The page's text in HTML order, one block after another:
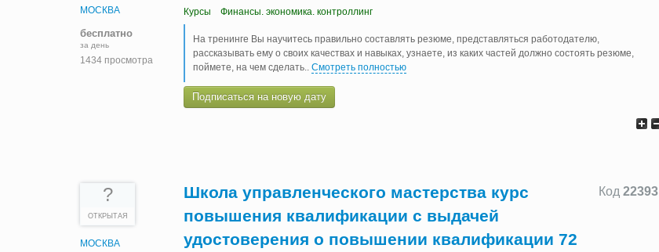
МОСКВА
бесплатно
за день
1434 просмотра
Курсы
Финансы. экономика. контроллинг
На тренинге Вы научитесь правильно составлять резюме, представляться работодателю,
рассказывать ему о своих качествах и навыках, узнаете, из каких частей должно состоять резюме,
поймете, на чем сделать.. Смотреть полностью
Подписаться на новую дату
?
ОТКРЫТАЯ
МОСКВА
Код 22393
Школа управленческого мастерства курс
повышения квалификации с выдачей
удостоверения о повышении квалификации 72